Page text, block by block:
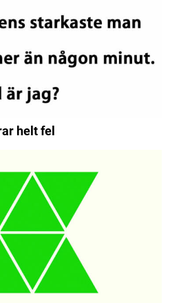
helt fel